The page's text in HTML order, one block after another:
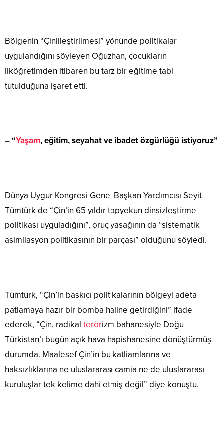
Bölgenin “Çinlileştirilmesi” yönünde politikalar
uygulandığını söyleyen Oğuzhan, çocukların
ilköğretimden itibaren bu tarz bir eğitime tabi
tutulduğuna işaret etti.
– “Yaşam, eğitim, seyahat ve ibadet özgürlüğü istiyoruz”
Dünya Uygur Kongresi Genel Başkan Yardımcısı Seyit
Tümtürk de “Çin’in 65 yıldır topyekun dinsizleştirme
politikası uyguladığını”, oruç yasağının da “sistematik
asimilasyon politikasının bir parçası” olduğunu söyledi.
Tümtürk, “Çin’in baskıcı politikalarının bölgeyi adeta
patlamaya hazır bir bomba haline getirdiğini” ifade
ederek, “Çin, radikal terörizm bahanesiyle Doğu
Türkistan’ı bugün açık hava hapishanesine dönüştürmüş
durumda. Maalesef Çin’in bu katliamlarına ve
haksızlıklarına ne uluslararası camia ne de uluslararası
kuruluşlar tek kelime dahi etmiş değil” diye konuştu.